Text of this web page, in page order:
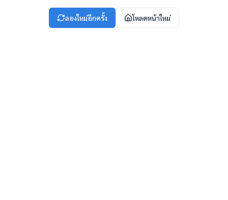
ลองใหม่อีกครั้ง โหลดหน้าใหม่